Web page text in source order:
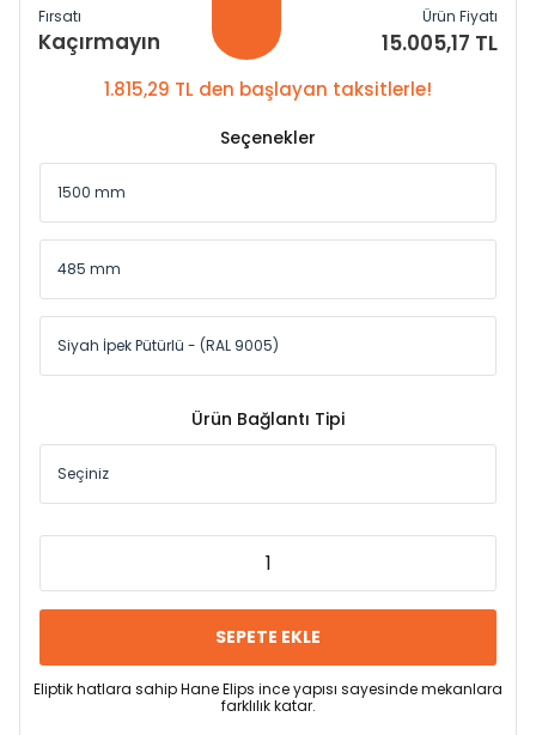
Fırsatı
Kaçırmayın
Ürün Fiyatı
15.005,17 TL
1.815,29 TL den başlayan taksitlerle!
Seçenekler
Ürün Bağlantı Tipi
SEPETE EKLE
Eliptik hatlara sahip Hane Elips ince yapısı sayesinde mekanlara
farklılık katar.